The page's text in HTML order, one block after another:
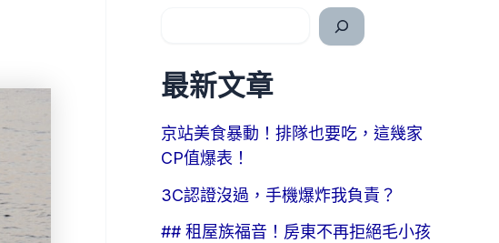
最新文章
京站美食暴動！排隊也要吃，這幾家
CP值爆表！
3C認證沒過，手機爆炸我負責？
## 租屋族福音！房東不再拒絕毛小孩